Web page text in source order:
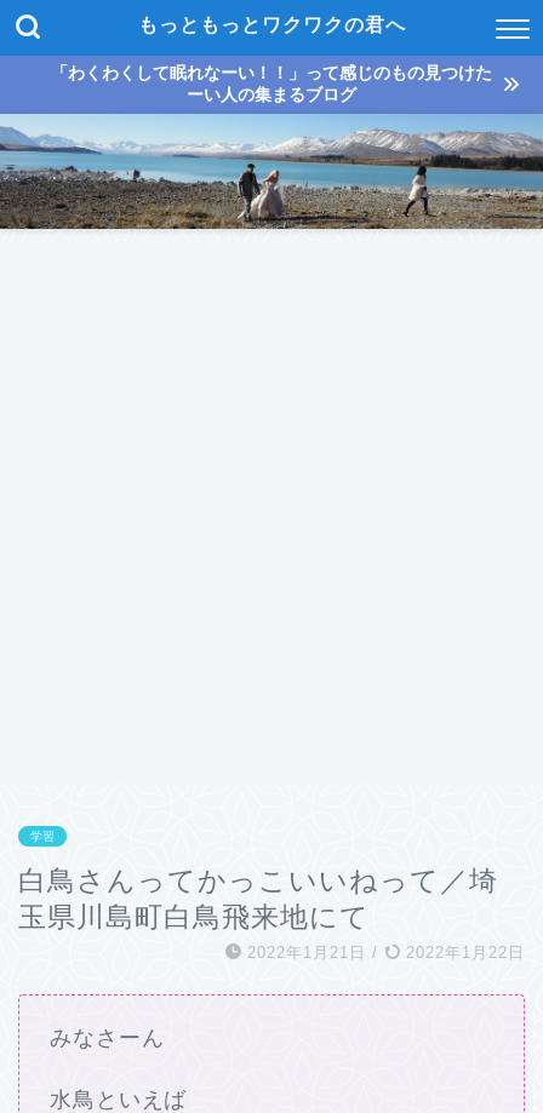
もっともっとワクワクの君へ
「わくわくして眠れなーい！！」って感じのもの見つけた
ーい人の集まるブログ
学習
白鳥さんってかっこいいねって／埼
玉県川島町白鳥飛来地にて
2022年1月21日 / 2022年1月22日
みなさーん
水鳥といえば